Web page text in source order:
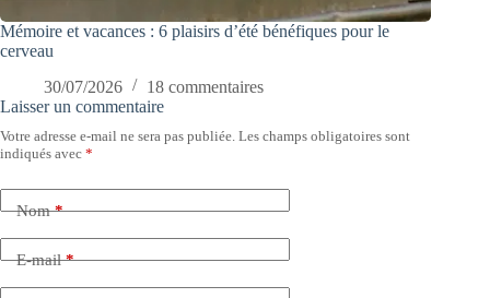
Mémoire et vacances : 6 plaisirs d’été bénéfiques pour le
cerveau
30/07/2026
18 commentaires
Laisser un commentaire
Votre adresse e-mail ne sera pas publiée. Les champs obligatoires sont
indiqués avec *
Nom*
E-mail*